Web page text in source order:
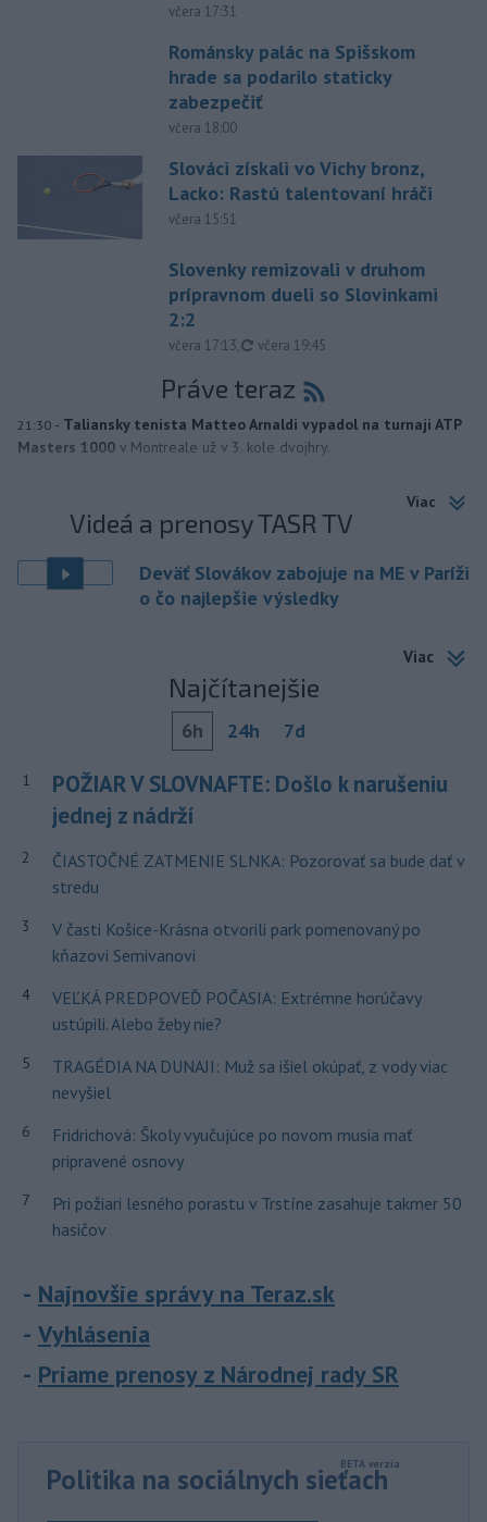
včera 17:31
Románsky palác na Spišskom
hrade sa podarilo staticky
zabezpečiť
včera 18:00
Slováci získali vo Vichy bronz,
Lacko: Rastú talentovaní hráči
včera 15:51
Slovenky remizovali v druhom
prípravnom dueli so Slovinkami
2:2
včera 17:13, aktualizované
včera 19:45
Práve teraz
21:30 - Taliansky tenista Matteo Arnaldi vypadol na turnaji ATP
Masters 1000 v Montreale už v 3. kole dvojhry.
Viac
Videá a prenosy TASR TV
Deväť Slovákov zabojuje na ME v Paríži
o čo najlepšie výsledky
Viac
Najčítanejšie
6h 24h 7d
1
POŽIAR V SLOVNAFTE: Došlo k narušeniu
jednej z nádrží
2
ČIASTOČNÉ ZATMENIE SLNKA: Pozorovať sa bude dať v
stredu
3
V časti Košice-Krásna otvorili park pomenovaný po
kňazovi Semivanovi
4
VEĽKÁ PREDPOVEĎ POČASIA: Extrémne horúčavy
ustúpili. Alebo žeby nie?
5
TRAGÉDIA NA DUNAJI: Muž sa išiel okúpať, z vody viac
nevyšiel
6
Fridrichová: Školy vyučujúce po novom musia mať
pripravené osnovy
7
Pri požiari lesného porastu v Trstíne zasahuje takmer 50
hasičov
Najnovšie správy na Teraz.sk
Vyhlásenia
Priame prenosy z Národnej rady SR
Politika na sociálnych sieťach